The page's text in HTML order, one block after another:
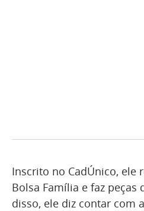
Inscrito no CadÚnico, ele
Bolsa Família e faz peças
disso, ele diz contar com